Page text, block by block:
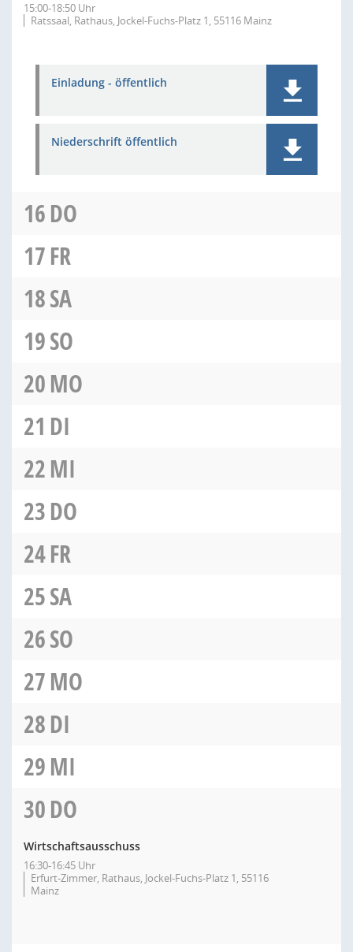
15:00-18:50 Uhr
Ratssaal, Rathaus, Jockel-Fuchs-Platz 1, 55116 Mainz
Einladung - öffentlich
Niederschrift öffentlich
16DO
17FR
18SA
19SO
20MO
21 DI
22MI
23DO
24FR
25SA
26SO
27MO
28DI
29MI
30DO
Wirtschaftsausschuss
16:30-16:45 Uhr
Erfurt-Zimmer, Rathaus, Jockel-Fuchs-Platz 1, 55116
Mainz